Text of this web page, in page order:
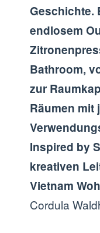
Geschichte.
endlosem
Bathroom,
zur
Räumen mit
Inspired by
kreativen
Vietnam
Cordula